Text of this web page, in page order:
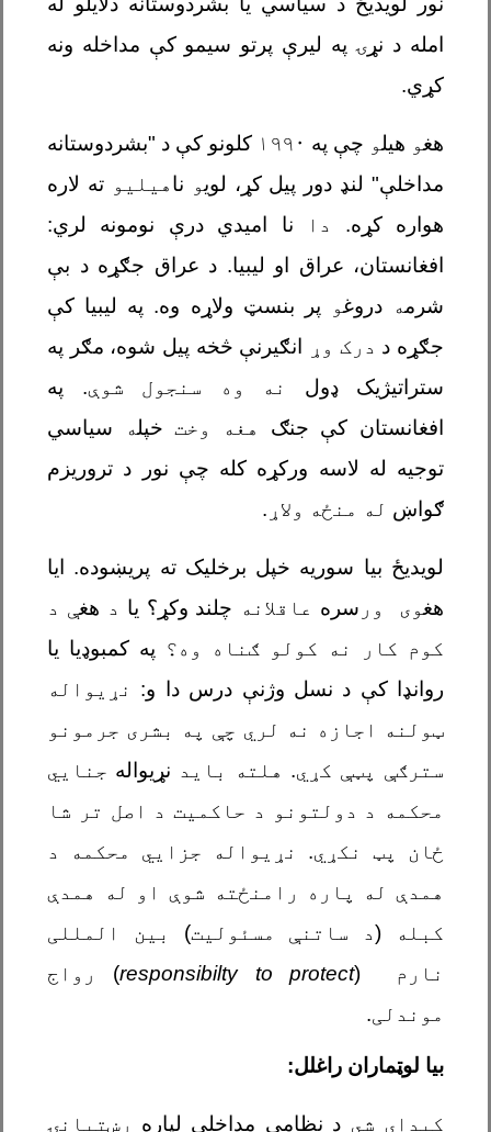
امله د نړۍ په لیرې پرتو سیمو کې مداخله ونه
کړي.
هغو هیلو چې په
کلونو کې د "بشردوستانه
مداخلې" لنډ دور پیل کړ، لویو ناهیلیو ته لاره
هواره کړه.
دا نا امیدي درې نومونه لري:
افغانستان، عراق او لیبیا. د عراق جګړه د بې
شرمه دروغو
پر بنسټ ولاړه وه. په لیبیا کې
جګړه د درک وړ
انګیرنې څخه پیل شوه، مګر په
ستراتیژیک ډول
نه وه سنجول شوې. په
افغانستان کې جنګ
هغه وخت خپله
سیاسي
توجیه له لاسه ورکړه کله چې نور د تروریزم
ګواښ له منځه ولاړ .
لویدیځ بیا سوریه خپل برخلیک ته پریښوده. ایا
هغوی ور سره عاقلانه چلند وکړ؟ یا د هغې د
کوم کار نه کولو ګناه وه؟ په کمبوډیا یا
روانډا کې د نسل وژنې درس دا و:
نړیواله
ټولنه اجازه نه لري چې په بشری جرمونو
سترګې پټې کړي. هلته باید نړیواله جنایي
محکمه د دولتونو د حاکمیت د اصل تر شا
ځان پټ نکړي. نړیواله جزایي محکمه د
همدې له پاره رامنځته شوې او له همدې
کبله (د ساتنې مسئولیت) بین المللی
نارم
(responsibilty to protect)
رواج
موندلی.
بیا لوټماران راغلل:
کیدای شي د نظامي مداخلې لپاره
رښتیانۍ